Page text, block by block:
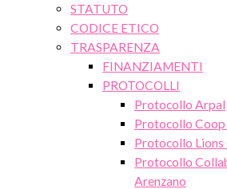
STATUTO
CODICE ETICO
TRASPARENZA
FINANZIAMENTI
PROTOCOLLI
Protocollo Arpal
Protocollo Coop
Protocollo Lions
Protocollo
Arenzano